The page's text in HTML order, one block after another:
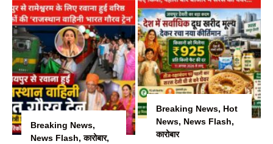
Breaking News,
News Flash,कारोबार,
Breaking News, Hot
News, News Flash,
कारोबार